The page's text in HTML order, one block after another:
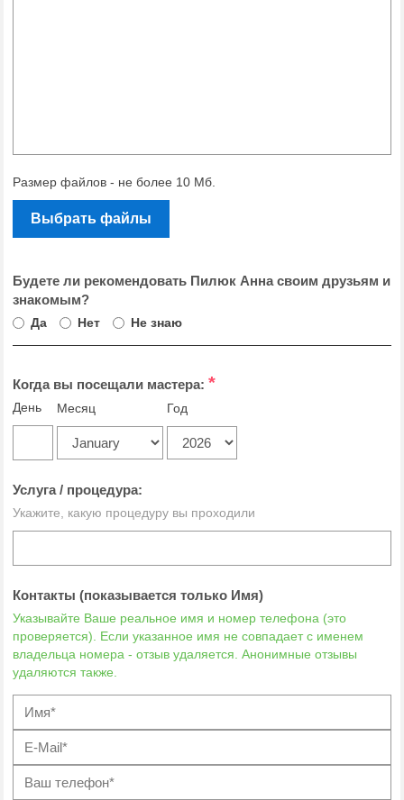
Размер файлов - не более 10 Мб.
Выбрать файлы
Будете ли рекомендовать Пилюк Анна своим друзьям и
знакомым?
Да Нет Не знаю
Когда вы посещали мастера: *
День Месяц Год
Услуга / процедура:
Укажите, какую процедуру вы проходили
Контакты (показывается только Имя)
Указывайте Ваше реальное имя и номер телефона (это
проверяется). Если указанное имя не совпадает с именем
владельца номера - отзыв удаляется. Анонимные отзывы
удаляются также.